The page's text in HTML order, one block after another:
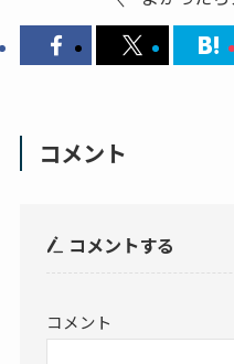
コメント
コメントする
コメント